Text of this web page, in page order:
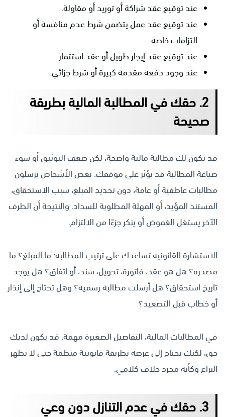
عند توقيع عقد شراكة أو توريد أو مقاولة.
عند توقيع عقد عمل يتضمن شرط عدم منافسة أو
التزامات خاصة.
عند توقيع عقد إيجار طويل أو عقد استثمار.
عند وجود دفعة مقدمة كبيرة أو شرط جزائي.
2. حقك في المطالبة المالية بطريقة
صحيحة
قد تكون لك مطالبة مالية واضحة، لكن ضعف التوثيق أو سوء
صياغة المطالبة قد يؤثر على موقفك. بعض الأشخاص يرسلون
مطالبات عاطفية أو عامة، دون تحديد المبلغ، سبب الاستحقاق،
المستند المؤيد، أو المهلة المطلوبة للسداد. والنتيجة أن الطرف
الآخر يستغل الغموض أو ينكر جزءًا من الالتزام.
الاستشارة القانونية تساعدك على ترتيب المطالبة: ما المبلغ؟ ما
مصدره؟ هل هو عقد، فاتورة، تحويل، سند، أو اتفاق؟ هل يوجد
تاريخ استحقاق؟ هل أرسلت مطالبة رسمية؟ وهل تحتاج إلى إنذار
أو خطاب قبل التصعيد؟
في المطالبات المالية، التفاصيل الصغيرة مهمة. قد يكون لديك
حق، لكنك تحتاج إلى عرضه بطريقة قانونية منظمة حتى لا يظهر
النزاع وكأنه مجرد خلاف كلامي.
3. حقك في عدم التنازل دون وعي